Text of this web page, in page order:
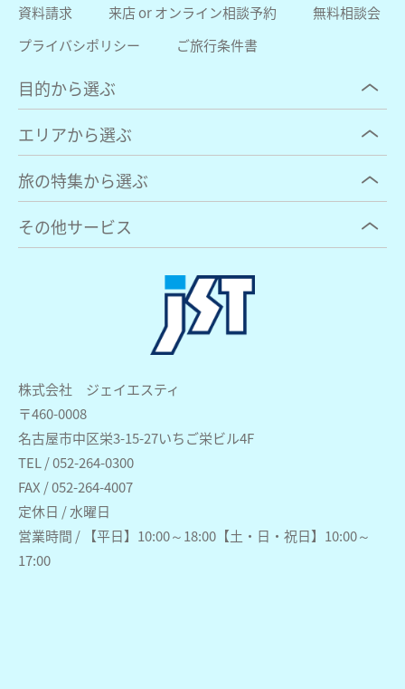
株式会社 ジェイエスティ
〒460-0008
名古屋市中区栄3-15-27いちご栄ビル4F
TEL / 052-264-0300
FAX / 052-264-4007
定休日 / 水曜日
営業時間 / 【平日】10:00～18:00【土・日・祝日】10:00～
17:00
資料請求
来店 or オンライン相談予約
無料相談会
プライバシポリシー
ご旅行条件書
目的から選ぶ
エリアから選ぶ
旅の特集から選ぶ
その他サービス